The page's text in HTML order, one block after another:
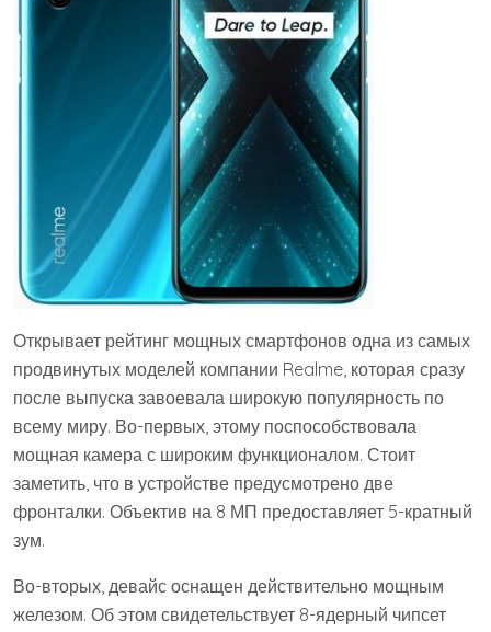
Открывает рейтинг мощных смартфонов одна из самых
продвинутых моделей компании Realme, которая сразу
после выпуска завоевала широкую популярность по
всему миру. Во-первых, этому поспособствовала
мощная камера с широким функционалом. Стоит
заметить, что в устройстве предусмотрено две
фронталки. Объектив на 8 МП предоставляет 5-кратный
зум.
Во-вторых, девайс оснащен действительно мощным
железом. Об этом свидетельствует 8-ядерный чипсет